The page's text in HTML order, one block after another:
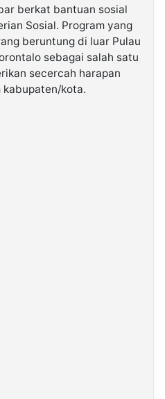
berkat bantuan sosial
Sosial. Program yang
beruntung di luar Pulau
sebagai salah satu
secercah harapan
kabupaten/kota.